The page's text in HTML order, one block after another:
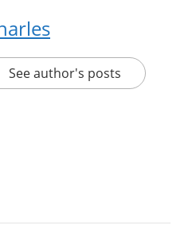
See author's posts